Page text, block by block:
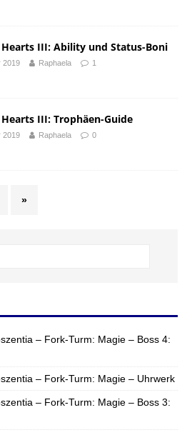
III: Ability und Status-Boni
2019 Raphaela 1
III: Trophäen-Guide
2019 Raphaela 0
»
– Fork-Turm: Magie – Boss 4:
– Fork-Turm: Magie – Uhrwerk
– Fork-Turm: Magie – Boss 3: